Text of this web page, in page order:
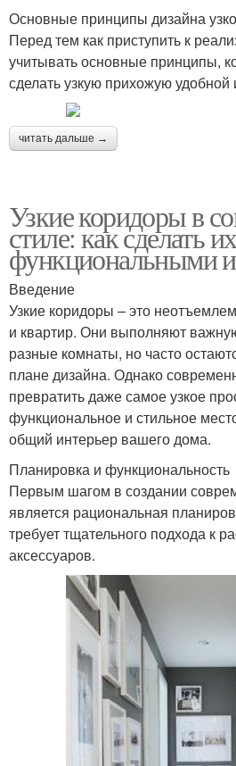
Основные принципы дизайна
Перед тем как приступить к
учитывать основные принципы,
сделать узкую прихожую удобной
читать дальше →
Узкие коридоры в
стиле: как сделать их
функциональными
Введение
Узкие коридоры – это
и квартир. Они выполняют
разные комнаты, но часто
плане дизайна. Однако
превратить даже самое узкое
функциональное и стильное
общий интерьер вашего дома.
Планировка и функциональность
Первым шагом в создании
является рациональная
требует тщательного подхода к
аксессуаров.